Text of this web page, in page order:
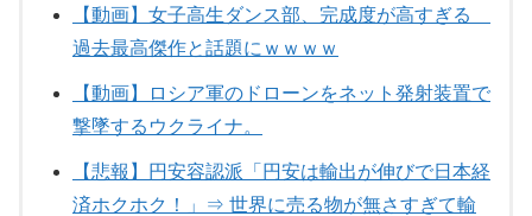
【動画】女子高生ダンス部、完成度が高すぎる
過去最高傑作と話題にｗｗｗｗ
【動画】ロシア軍のドローンをネット発射装置で
撃墜するウクライナ。
【悲報】円安容認派「円安は輸出が伸びで日本経
済ホクホク！」⇒ 世界に売る物が無さすぎて輸